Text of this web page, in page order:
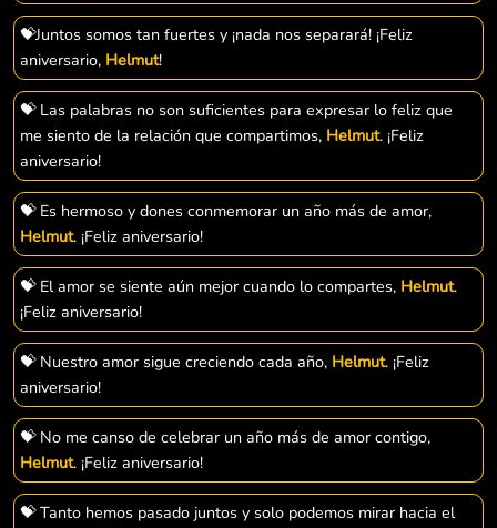
💝Juntos somos tan fuertes y ¡nada nos separará! ¡Feliz
aniversario, Helmut!
💝 Las palabras no son suficientes para expresar lo feliz que
me siento de la relación que compartimos, Helmut. ¡Feliz
aniversario!
💝 Es hermoso y dones conmemorar un año más de amor,
Helmut. ¡Feliz aniversario!
💝 El amor se siente aún mejor cuando lo compartes, Helmut.
¡Feliz aniversario!
💝 Nuestro amor sigue creciendo cada año, Helmut. ¡Feliz
aniversario!
💝 No me canso de celebrar un año más de amor contigo,
Helmut. ¡Feliz aniversario!
💝 Tanto hemos pasado juntos y solo podemos mirar hacia el